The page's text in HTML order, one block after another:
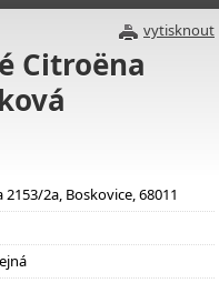
vytisknout
Citroëna
2a, Boskovice, 68011